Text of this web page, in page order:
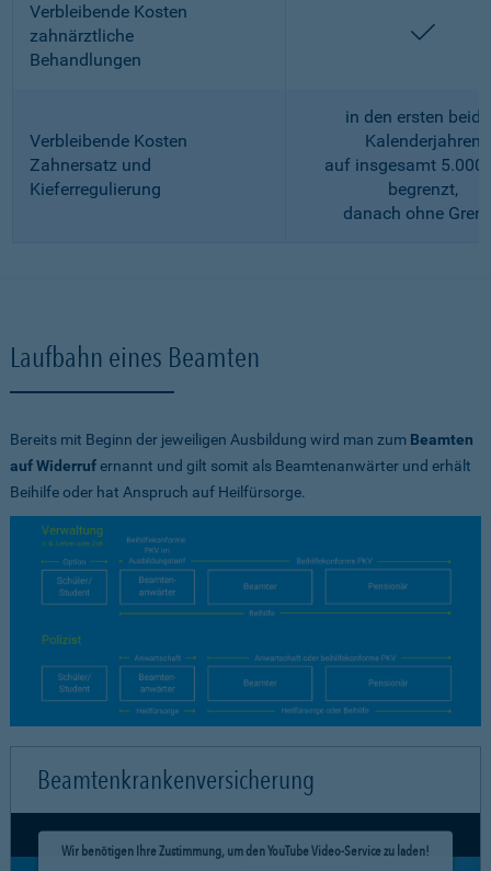
Verbleibende Kosten
zahnärztliche
Behandlungen
Verbleibende Kosten
Zahnersatz und
Kieferregulierung
in den ersten
Kalenderjahren
auf insgesamt 5.000
begrenzt,
danach ohne
Laufbahn eines Beamten
Bereits mit Beginn der jeweiligen Ausbildung wird man zum Beamten
auf Widerrufernannt und gilt somit als Beamtenanwärter und erhält
Beihilfe oder hat Anspruch auf Heilfürsorge.
Beamtenkrankenversicherung
Wir benötigen Ihre Zustimmung, um den YouTube Video-Service zu laden!